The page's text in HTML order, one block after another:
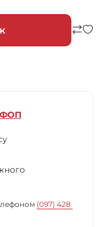
ФОП
(097) 428